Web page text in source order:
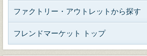
ファクトリー・アウトレットから探す
フレンドマーケット トップ